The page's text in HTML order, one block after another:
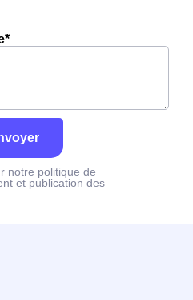
notre politique de
et publication des